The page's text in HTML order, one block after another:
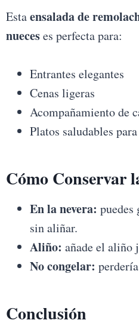
Estaensalada de
nueceses perfecta para:
Entrantes elegantes
Cenas ligeras
Acompañamiento de
Platos saludables
Cómo Conservar
En la nevera: puedes
sin aliñar.
Aliño: añade el aliño
No congelar:
Conclusión